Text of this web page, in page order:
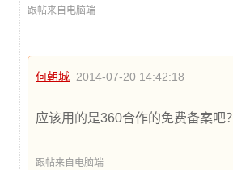
跟帖来自电脑端
何朝城 2014-07-20 14:42:18
应该用的是360合作的免费备案吧？
跟帖来自电脑端